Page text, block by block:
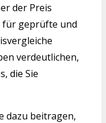
der Preis
geprüfte und
verdeutlichen,
die Sie
dazu beitragen,